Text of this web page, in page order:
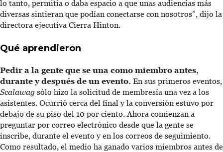
lo tanto, permitía o daba espacio a que unas audiencias más
diversas sintieran que podían conectarse con nosotros”, dijo la
directora ejecutiva Cierra Hinton.
Qué aprendieron
Pedir a la gente que se una como miembro antes,
durante y después de un evento. En sus primeros eventos,
Scalawag sólo hizo la solicitud de membresía una vez a los
asistentes. Ocurrió cerca del final y la conversión estuvo por
debajo de su piso del 10 por ciento. Ahora comienzan a
preguntar por correo electrónico desde que la gente se
inscribe, durante el evento y en los correos de seguimiento.
Como resultado, el medio ha ganado varios miembros antes de